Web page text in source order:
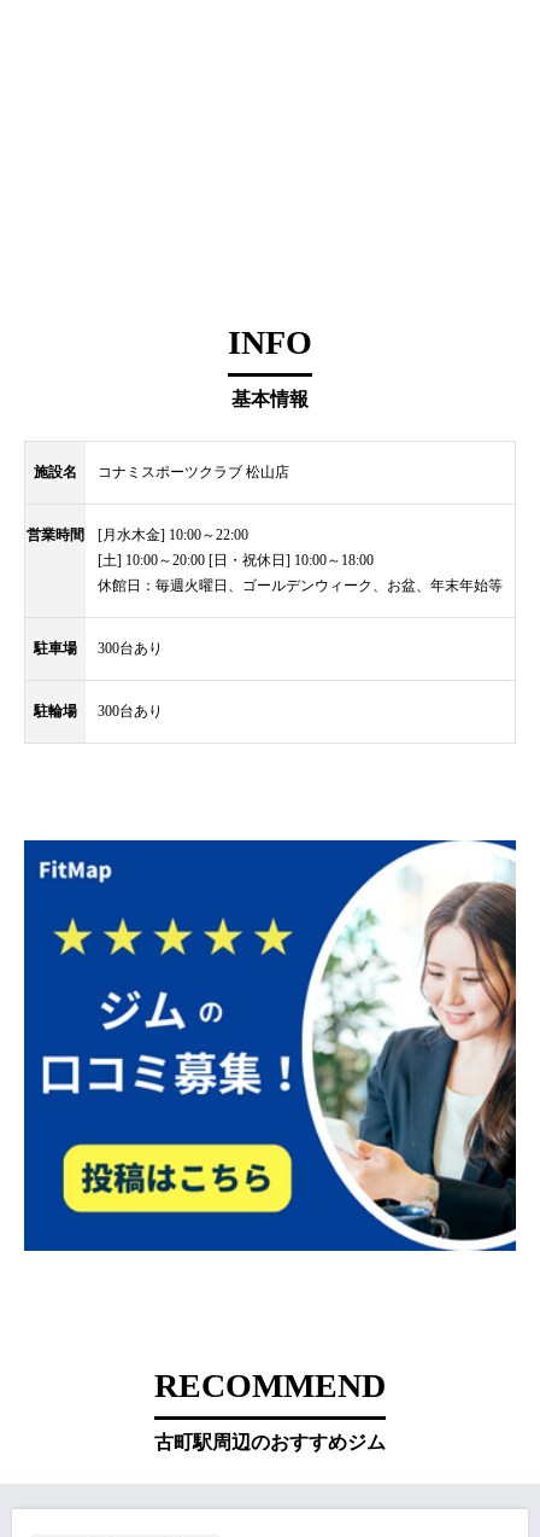
INFO
基本情報
施設名 コナミスポーツクラブ 松山店
営業時間
[月水木金] 10:00～22:00
[土] 10:00～20:00 [日・祝休日] 10:00～18:00
休館日：毎週火曜日、ゴールデンウィーク、お盆、年末年始等
駐車場 300台あり
駐輪場 300台あり
RECOMMEND
古町駅周辺のおすすめジム